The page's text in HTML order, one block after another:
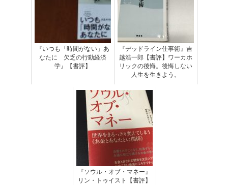
『いつも「時間がない」あ
なたに 欠乏の行動経済
学』【書評】
『デッドライン仕事術』吉
越浩一郎【書評】ワーカホ
リックの後悔。後悔しない
人生を生きよう。
『ソウル・オブ・マネー』
リン・トゥイスト【書評】